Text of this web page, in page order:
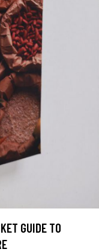
GUIDE TO